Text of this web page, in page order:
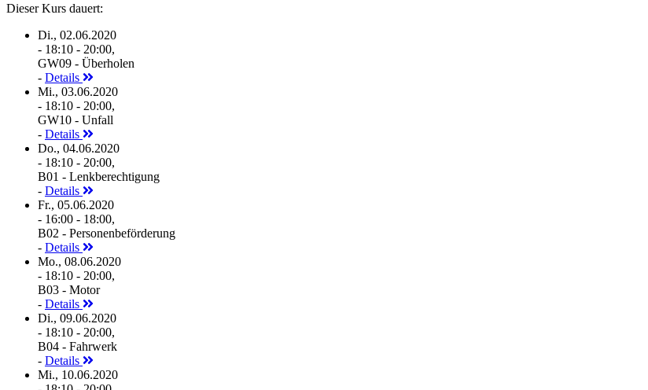
Dieser Kurs dauert:
Di., 02.06.2020
- 18:10 - 20:00,
GW09 - Überholen
- Details
Mi., 03.06.2020
- 18:10 - 20:00,
GW10 - Unfall
- Details
Do., 04.06.2020
- 18:10 - 20:00,
B01 - Lenkberechtigung
- Details
Fr., 05.06.2020
- 16:00 - 18:00,
B02 - Personenbeförderung
- Details
Mo., 08.06.2020
- 18:10 - 20:00,
B03 - Motor
- Details
Di., 09.06.2020
- 18:10 - 20:00,
B04 - Fahrwerk
- Details
Mi., 10.06.2020